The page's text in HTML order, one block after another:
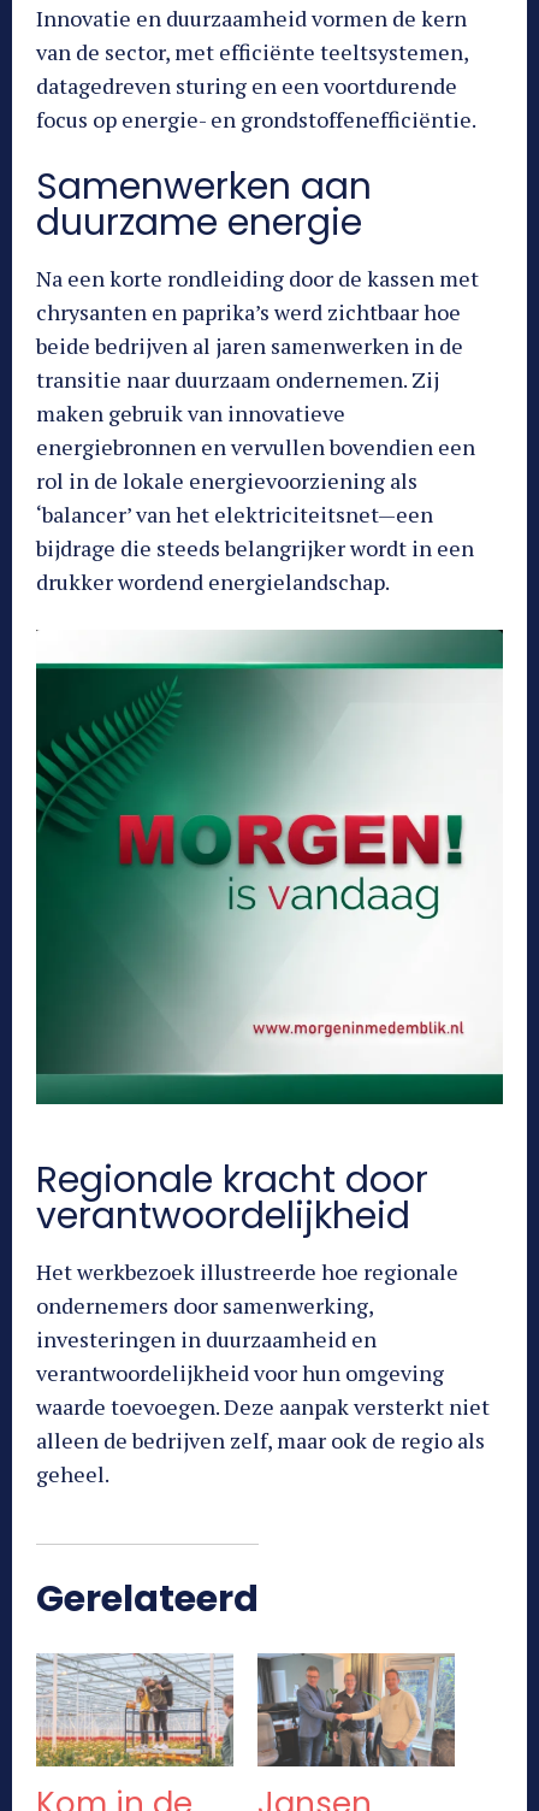
Innovatie en duurzaamheid vormen de kern
van de sector, met efficiënte teeltsystemen,
datagedreven sturing en een voortdurende
focus op energie- en grondstoffenefficiëntie.
Samenwerken aan
duurzame energie
Na een korte rondleiding door de kassen met
chrysanten en paprika’s werd zichtbaar hoe
beide bedrijven al jaren samenwerken in de
transitie naar duurzaam ondernemen. Zij
maken gebruik van innovatieve
energiebronnen en vervullen bovendien een
rol in de lokale energievoorziening als
‘balancer’ van het elektriciteitsnet—een
bijdrage die steeds belangrijker wordt in een
drukker wordend energielandschap.
Regionale kracht door
verantwoordelijkheid
Het werkbezoek illustreerde hoe regionale
ondernemers door samenwerking,
investeringen in duurzaamheid en
verantwoordelijkheid voor hun omgeving
waarde toevoegen. Deze aanpak versterkt niet
alleen de bedrijven zelf, maar ook de regio als
geheel.
Gerelateerd